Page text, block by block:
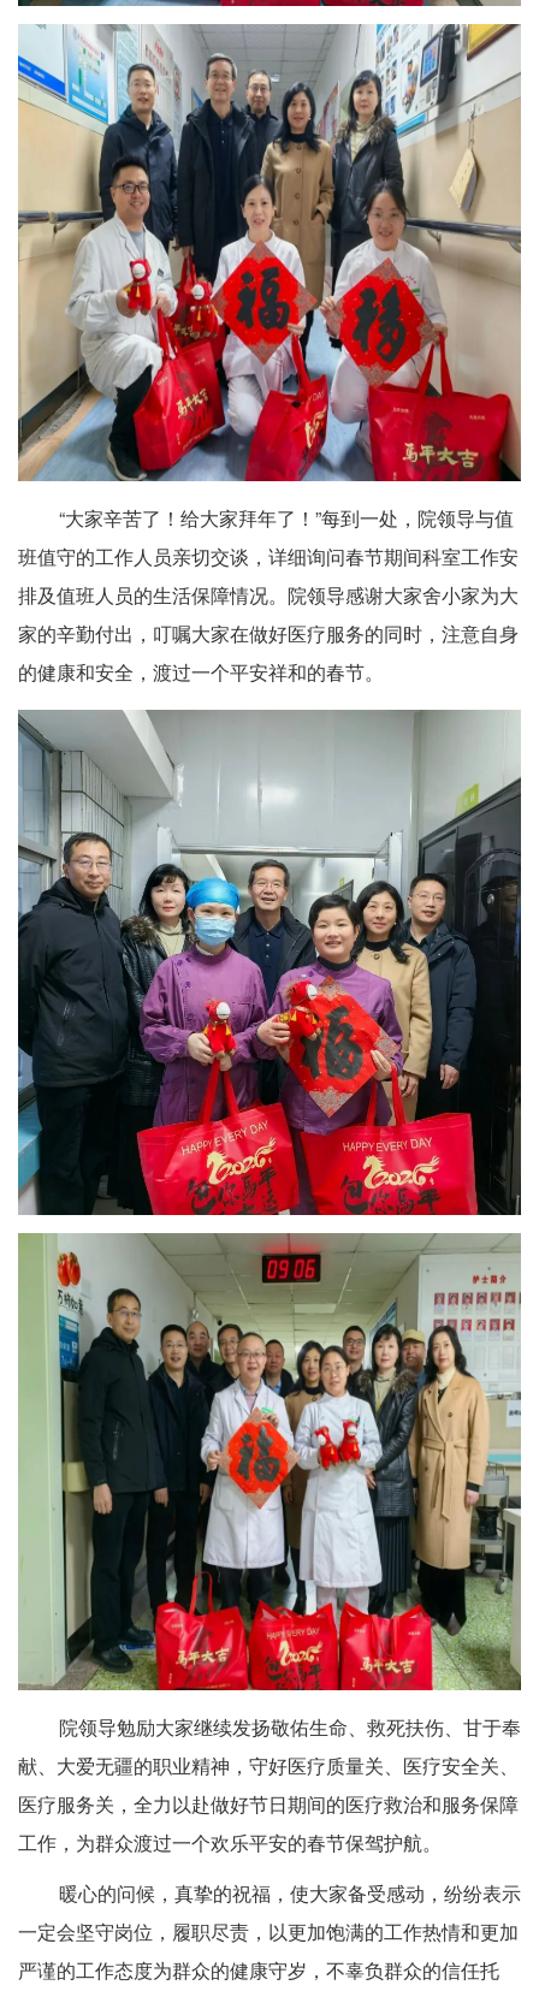
“大家辛苦了！给大家拜年了！”每到一处，院领导与值
班值守的工作人员亲切交谈，详细询问春节期间科室工作安
排及值班人员的生活保障情况。院领导感谢大家舍小家为大
家的辛勤付出，叮嘱大家在做好医疗服务的同时，注意自身
的健康和安全，渡过一个平安祥和的春节。
院领导勉励大家继续发扬敬佑生命、救死扶伤、甘于奉
献、大爱无疆的职业精神，守好医疗质量关、医疗安全关、
医疗服务关，全力以赴做好节日期间的医疗救治和服务保障
工作，为群众渡过一个欢乐平安的春节保驾护航。
暖心的问候，真挚的祝福，使大家备受感动，纷纷表示
一定会坚守岗位，履职尽责，以更加饱满的工作热情和更加
严谨的工作态度为群众的健康守岁，不辜负群众的信任托